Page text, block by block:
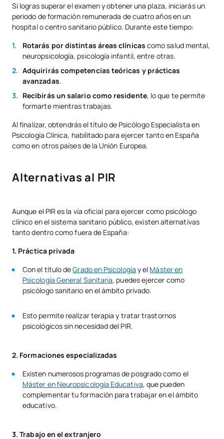
Si logras superar el examen y obtener una plaza, iniciarás un
periodo de formación remunerada de cuatro años en un
hospital o centro sanitario público. Durante este tiempo:
Rotarás por distintas áreas clínicas como salud mental,
neuropsicología, psicología infantil, entre otras.
Adquirirás competencias teóricas y prácticas
avanzadas.
Recibirás un salario como residente, lo que te permite
formarte mientras trabajas.
Al finalizar, obtendrás el título de Psicólogo Especialista en
Psicología Clínica, habilitado para ejercer tanto en España
como en otros países de la Unión Europea.
Alternativas al PIR
Aunque el PIR es la vía oficial para ejercer como psicólogo
clínico en el sistema sanitario público, existen alternativas
tanto dentro como fuera de España:
1. Práctica privada
Con el título deGrado en Psicología y el Máster en
Psicología General Sanitaria, puedes ejercer como
psicólogo sanitario en el ámbito privado.
Esto permite realizar terapia y tratar trastornos
psicológicos sin necesidad del PIR.
2. Formaciones especializadas
Existen numerosos programas de posgrado como el
Máster en Neuropsicología Educativa, que pueden
complementar tu formación para trabajar en el ámbito
educativo.
3. Trabajo en el extranjero